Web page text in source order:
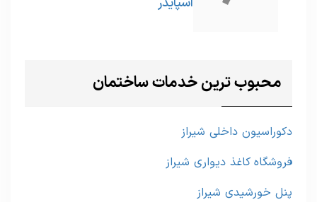
محبوب ترین خدمات ساختمان
دکوراسیون داخلی شیراز
فروشگاه کاغذ دیواری شیراز
پنل خورشیدی شیراز